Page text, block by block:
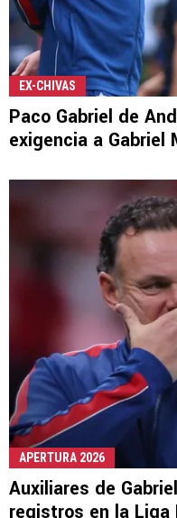
EX-CHIVAS
Paco Gabriel de
exigencia a Gabriel
APERTURA 2026
Auxiliares de
registros en la Liga